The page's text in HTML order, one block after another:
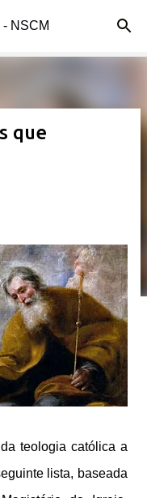
principal
NSCM
que
teologia católica a
lista, baseada